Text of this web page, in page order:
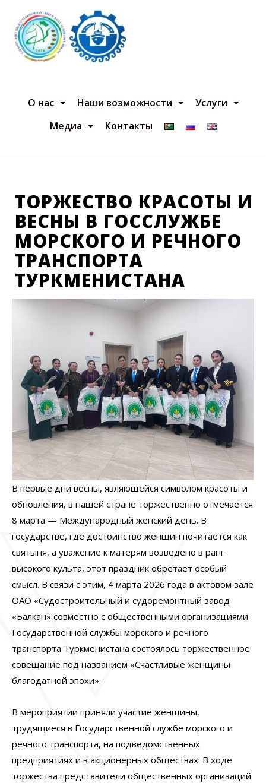
О нас Наши возможности
Услуги
Медиа
Контакты
ТОРЖЕСТВО КРАСОТЫ И
ВЕСНЫ В ГОССЛУЖБЕ
МОРСКОГО И РЕЧНОГО
ТРАНСПОРТА
ТУРКМЕНИСТАНА
В первые дни весны, являющейся символом красоты и
обновления, в нашей стране торжественно отмечается
8 марта — Международный женский день. В
государстве, где достоинство женщин почитается как
святыня, а уважение к матерям возведено в ранг
высокого культа, этот праздник обретает особый
смысл. В связи с этим, 4 марта 2026 года в актовом зале
ОАО «Судостроительный и судоремонтный завод
«Балкан» совместно с общественными организациями
Государственной службы морского и речного
транспорта Туркменистана состоялось торжественное
совещание под названием «Счастливые женщины
благодатной эпохи».
В мероприятии приняли участие женщины,
трудящиеся в Государственной службе морского и
речного транспорта, на подведомственных
предприятиях и в акционерных обществах. В ходе
торжества представители общественных организаций